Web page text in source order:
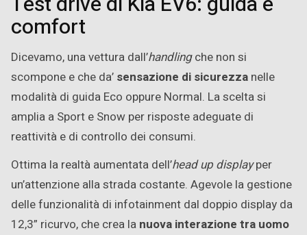
comfort
Dicevamo, una vettura dall’handlingche non si
scompone e che da’ sensazione di sicurezza nelle
modalità di guida Eco oppure Normal. La scelta si
amplia a Sport e Snow per risposte adeguate di
reattività e di controllo dei consumi.
Ottima la realtà aumentata dell’head up displayper
un’attenzione alla strada costante. Agevole la gestione
delle funzionalità di infotainment dal doppio display da
12,3” ricurvo, che crea la nuova interazione tra uomo